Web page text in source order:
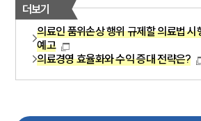
더보기
의료인 품위손상 행위 규제할 의료법 시
예고
의료경영 효율화와 수익 증대 전략은?